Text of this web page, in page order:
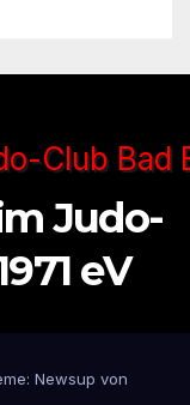
Judo-
eV
Newsup von